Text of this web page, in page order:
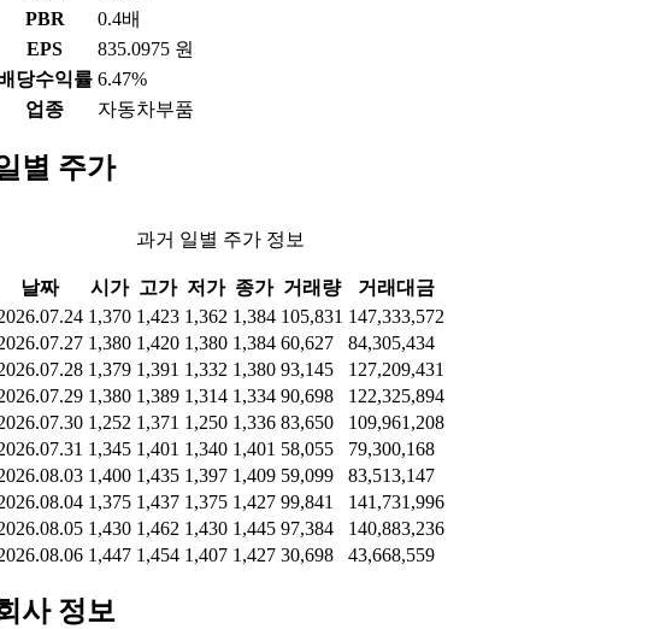
PBR
0.4배
EPS
835.0975 원
당수익률 6.47%
업종
자동차부품
별 주가
과거 일별 주가 정보
날짜 시가 고가 저가 종가 거래량
거래대금
1,370 1,423 1,362 1,384 105,831 147,333,572
1,380 1,420 1,380 1,384 60,627
84,305,434
1,379 1,391 1,332 1,380 93,145
127,209,431
1,380 1,389 1,314 1,334 90,698
122,325,894
1,252 1,371 1,250 1,336 83,650
109,961,208
1,345 1,401 1,340 1,401 58,055
79,300,168
1,400 1,435 1,397 1,409 59,099
83,513,147
1,375 1,437 1,375 1,427 99,841
141,731,996
1,430 1,462 1,430 1,445 97,384
140,883,236
1,447 1,454 1,407 1,427 30,698 43,668,559
사 정보